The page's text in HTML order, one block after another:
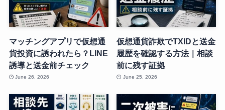
マッチングアプリで仮想通
貨投資に誘われたら？LINE
誘導と送金前チェック
June 26, 2026
仮想通貨詐欺でTXIDと送金
履歴を確認する方法｜相談
前に残す証拠
June 25, 2026